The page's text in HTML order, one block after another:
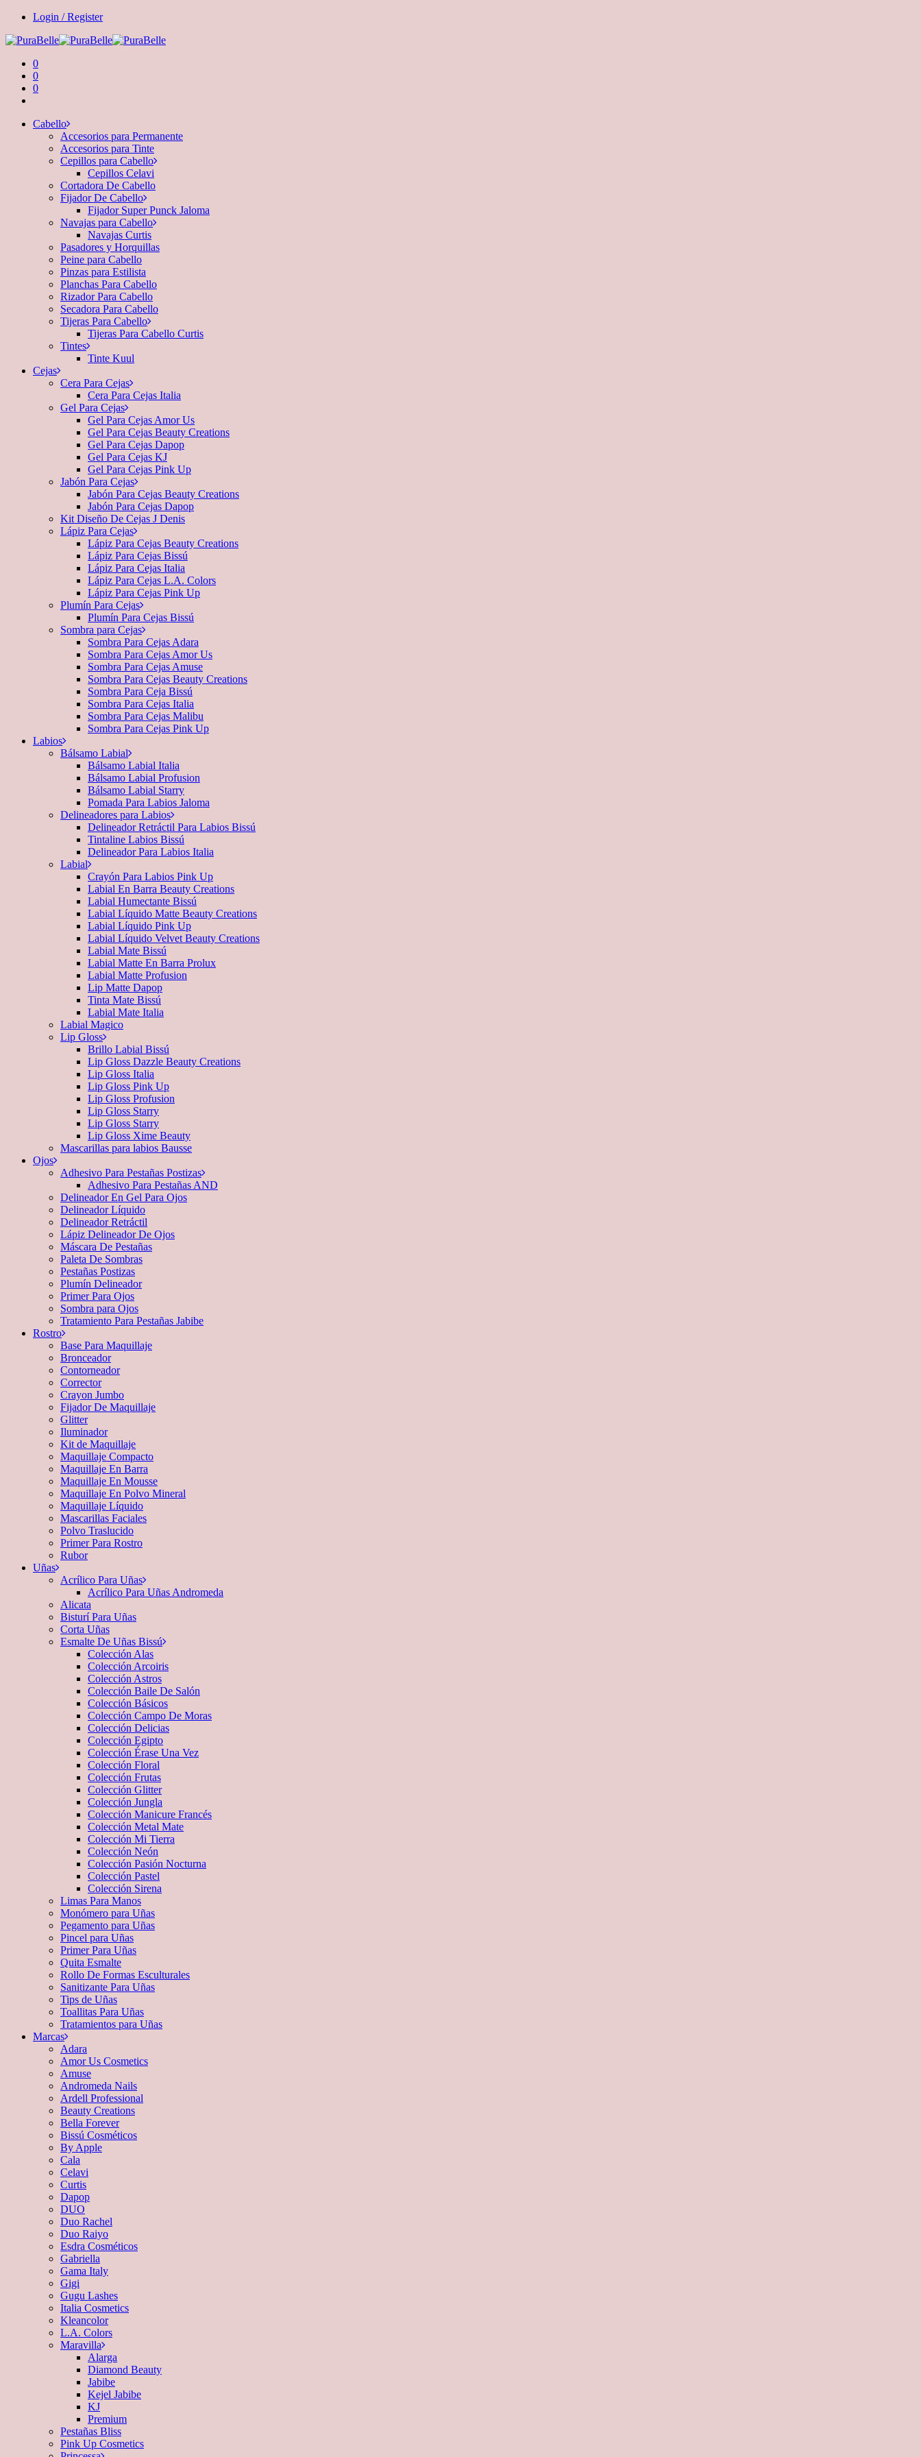
Login / Register
0
0
0
Cabello
Accesorios para Permanente
Accesorios para Tinte
Cepillos para Cabello
Cepillos Celavi
Cortadora De Cabello
Fijador De Cabello
Fijador Super Punck Jaloma
Navajas para Cabello
Navajas Curtis
Pasadores y Horquillas
Peine para Cabello
Pinzas para Estilista
Planchas Para Cabello
Rizador Para Cabello
Secadora Para Cabello
Tijeras Para Cabello
Tijeras Para Cabello Curtis
Tintes
Tinte Kuul
Cejas
Cera Para Cejas
Cera Para Cejas Italia
Gel Para Cejas
Gel Para Cejas Amor Us
Gel Para Cejas Beauty Creations
Gel Para Cejas Dapop
Gel Para Cejas KJ
Gel Para Cejas Pink Up
Jabón Para Cejas
Jabón Para Cejas Beauty Creations
Jabón Para Cejas Dapop
Kit Diseño De Cejas J Denis
Lápiz Para Cejas
Lápiz Para Cejas Beauty Creations
Lápiz Para Cejas Bissú
Lápiz Para Cejas Italia
Lápiz Para Cejas L.A. Colors
Lápiz Para Cejas Pink Up
Plumín Para Cejas
Plumín Para Cejas Bissú
Sombra para Cejas
Sombra Para Cejas Adara
Sombra Para Cejas Amor Us
Sombra Para Cejas Amuse
Sombra Para Cejas Beauty Creations
Sombra Para Ceja Bissú
Sombra Para Cejas Italia
Sombra Para Cejas Malibu
Sombra Para Cejas Pink Up
Labios
Bálsamo Labial
Bálsamo Labial Italia
Bálsamo Labial Profusion
Bálsamo Labial Starry
Pomada Para Labios Jaloma
Delineadores para Labios
Delineador Retráctil Para Labios Bissú
Tintaline Labios Bissú
Delineador Para Labios Italia
Labial
Crayón Para Labios Pink Up
Labial En Barra Beauty Creations
Labial Humectante Bissú
Labial Líquido Matte Beauty Creations
Labial Líquido Pink Up
Labial Líquido Velvet Beauty Creations
Labial Mate Bissú
Labial Matte En Barra Prolux
Labial Matte Profusion
Lip Matte Dapop
Tinta Mate Bissú
Labial Mate Italia
Labial Magico
Lip Gloss
Brillo Labial Bissú
Lip Gloss Dazzle Beauty Creations
Lip Gloss Italia
Lip Gloss Pink Up
Lip Gloss Profusion
Lip Gloss Starry
Lip Gloss Starry
Lip Gloss Xime Beauty
Mascarillas para labios Bausse
Ojos
Adhesivo Para Pestañas Postizas
Adhesivo Para Pestañas AND
Delineador En Gel Para Ojos
Delineador Líquido
Delineador Retráctil
Lápiz Delineador De Ojos
Máscara De Pestañas
Paleta De Sombras
Pestañas Postizas
Plumín Delineador
Primer Para Ojos
Sombra para Ojos
Tratamiento Para Pestañas Jabibe
Rostro
Base Para Maquillaje
Bronceador
Contorneador
Corrector
Crayon Jumbo
Fijador De Maquillaje
Glitter
Iluminador
Kit de Maquillaje
Maquillaje Compacto
Maquillaje En Barra
Maquillaje En Mousse
Maquillaje En Polvo Mineral
Maquillaje Líquido
Mascarillas Faciales
Polvo Traslucido
Primer Para Rostro
Rubor
Uñas
Acrílico Para Uñas
Acrílico Para Uñas Andromeda
Alicata
Bisturí Para Uñas
Corta Uñas
Esmalte De Uñas Bissú
Colección Alas
Colección Arcoiris
Colección Astros
Colección Baile De Salón
Colección Básicos
Colección Campo De Moras
Colección Delicias
Colección Egipto
Colección Érase Una Vez
Colección Floral
Colección Frutas
Colección Glitter
Colección Jungla
Colección Manicure Francés
Colección Metal Mate
Colección Mi Tierra
Colección Neón
Colección Pasión Nocturna
Colección Pastel
Colección Sirena
Limas Para Manos
Monómero para Uñas
Pegamento para Uñas
Pincel para Uñas
Primer Para Uñas
Quita Esmalte
Rollo De Formas Esculturales
Sanitizante Para Uñas
Tips de Uñas
Toallitas Para Uñas
Tratamientos para Uñas
Marcas
Adara
Amor Us Cosmetics
Amuse
Andromeda Nails
Ardell Professional
Beauty Creations
Bella Forever
Bissú Cosméticos
By Apple
Cala
Celavi
Curtis
Dapop
DUO
Duo Rachel
Duo Raiyo
Esdra Cosméticos
Gabriella
Gama Italy
Gigi
Gugu Lashes
Italia Cosmetics
Kleancolor
L.A. Colors
Maravilla
Alarga
Diamond Beauty
Jabibe
Kejel Jabibe
KJ
Premium
Pestañas Bliss
Pink Up Cosmetics